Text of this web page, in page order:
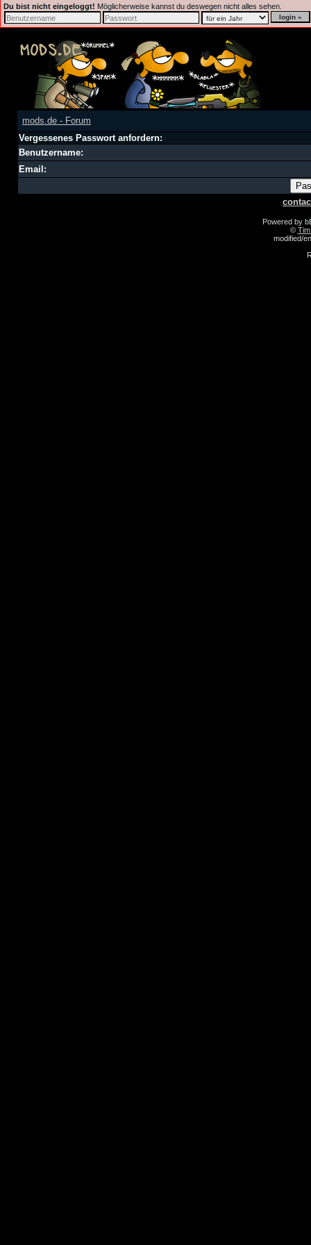
Du bist nicht eingeloggt! Möglicherweise kannst du deswegen nicht alles sehen.
mods.de - Forum
Vergessenes Passwort anfordern:
Benutzername:
Email:
Powered by
©
modified/